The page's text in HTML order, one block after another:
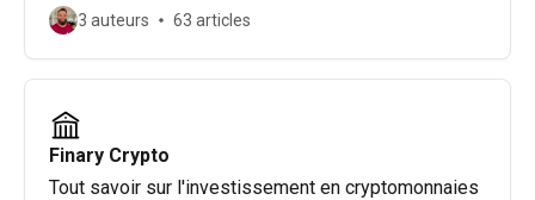
3 auteurs 63 articles
Finary Crypto
Tout savoir sur l'investissement en cryptomonnaies